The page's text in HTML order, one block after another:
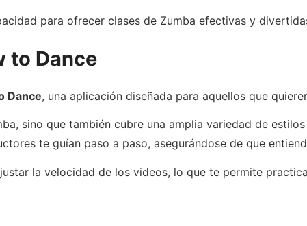
para ofrecer clases de Zumba efectivas y
to Dance
Dance, una aplicación diseñada para aquellos que
sino que también cubre una amplia variedad de
te guían paso a paso, asegurándose de que
la velocidad de los videos, lo que te permite